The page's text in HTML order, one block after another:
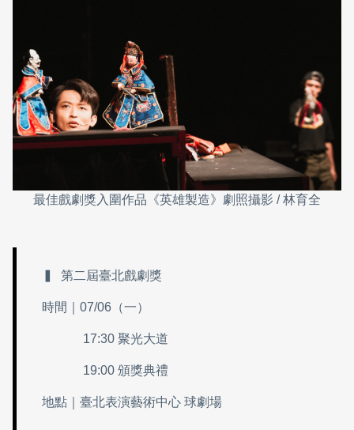
最佳戲劇獎入圍作品《英雄製造》劇照攝影 / 林育全
▍ 第二屆臺北戲劇獎
時間｜07/06（一）
17:30 聚光大道
19:00 頒獎典禮
地點｜臺北表演藝術中心 球劇場